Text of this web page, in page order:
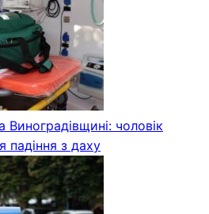
чоловік
падіння з даху